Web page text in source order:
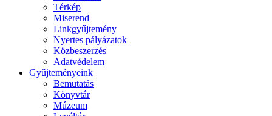
Térkép
Miserend
Linkgyűjtemény
Nyertes pályázatok
Közbeszerzés
Adatvédelem
Gyűjteményeink
Bemutatás
Könyvtár
Múzeum